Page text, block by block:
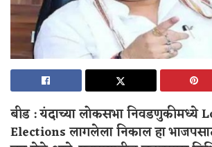
बीड : यंदाच्या लोकसभा निवडणुकीमध्ये
Elections लागलेला निकाल हा